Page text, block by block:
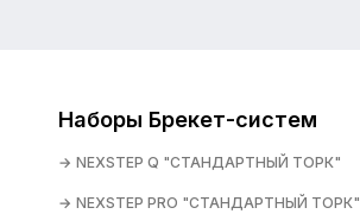
Наборы Брекет-систем
NEXSTEP Q "СТАНДАРТНЫЙ ТОРК"
NEXSTEP PRO "СТАНДАРТНЫЙ ТОРК"